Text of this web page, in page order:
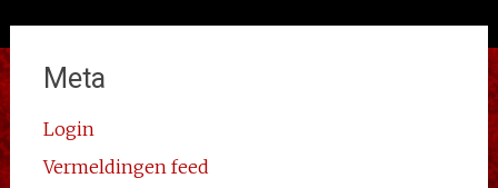
Meta
Login
Vermeldingen feed